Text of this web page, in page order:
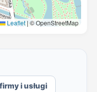
Leaflet | © OpenStreetMap
i usługi